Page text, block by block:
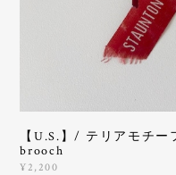
【U.S.】/ テリアモチ
brooch
¥2,200